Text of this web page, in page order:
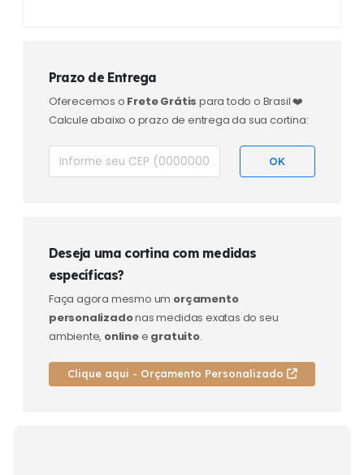
Prazo de Entrega
Oferecemos o Frete Grátis para todo o Brasil ❤️
Calcule abaixo o prazo de entrega da sua cortina:
Deseja uma cortina com medidas
específicas?
Faça agora mesmo um orçamento
personalizadonas medidas exatas do seu
ambiente, onlinee gratuito.
Clique aqui - Orçamento Personalizado